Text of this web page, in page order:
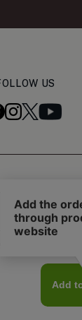
US
ALL RIGHTS